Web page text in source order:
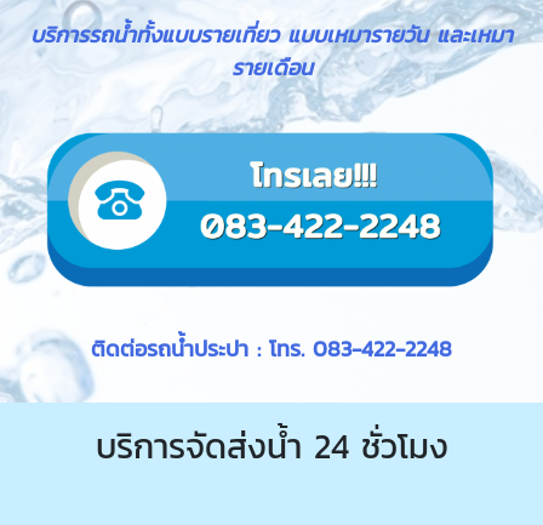
บริการรถน้ำทั้งแบบรายเที่ยว แบบเหมารายวัน และเหมา
รายเดือน
ติดต่อรถน้ำประปา : โทร. 083-422-2248
บริการจัดส่งน้ำ 24 ชั่วโมง